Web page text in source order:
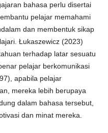
bahasa perlu disertai
pelajar memahami
dan membentuk sikap
Łukaszewicz (2023)
terhadap latar sesuatu
pelajar berkomunikasi
apabila pelajar
mereka lebih berupaya
dalam bahasa tersebut,
dan minat mereka.